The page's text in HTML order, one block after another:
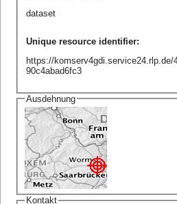
dataset
Unique resource identifier:
https://komserv4gdi.service24.rlp.de/
90c4abad6fc3
Ausdehnung
Kontakt